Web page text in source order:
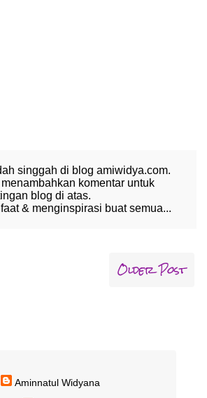
singgah di blog amiwidya.com.
komentar untuk
blog di atas.
& menginspirasi buat semua...
Older Post
Aminnatul Widyana